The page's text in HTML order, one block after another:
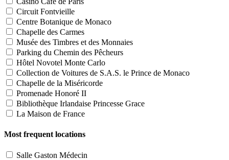
Circuit Fontvieille
Centre Botanique de Monaco
Chapelle des Carmes
Musée des Timbres et des Monnaies
Parking du Chemin des Pêcheurs
Hôtel Novotel Monte Carlo
Collection de Voitures de S.A.S. le Prince de Monaco
Chapelle de la Miséricorde
Promenade Honoré II
Bibliothèque Irlandaise Princesse Grace
La Maison de France
Most frequent locations
Salle Gaston Médecin